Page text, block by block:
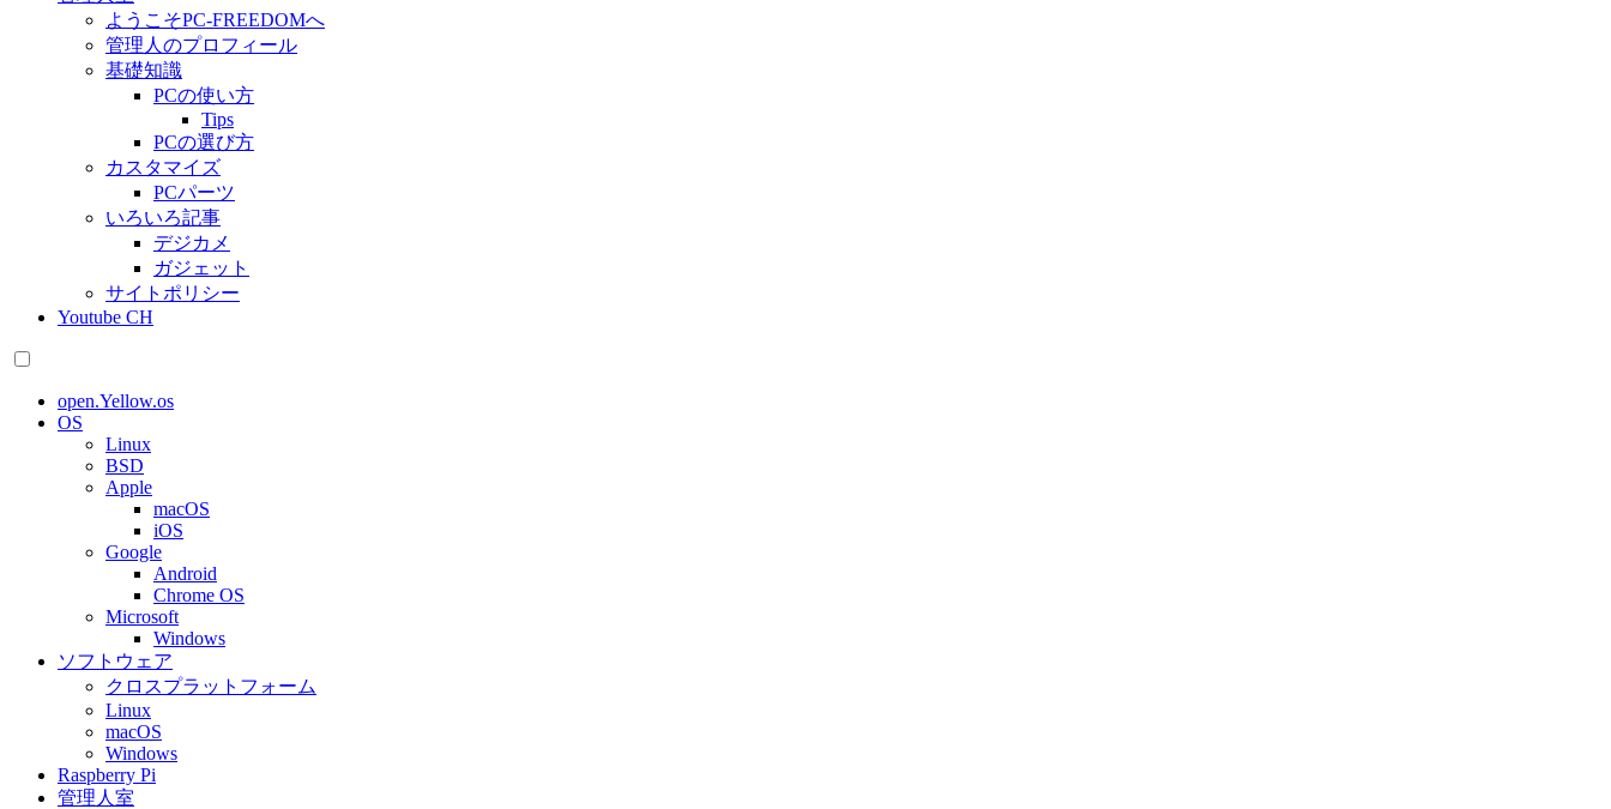
ようこそPC-FREEDOMへ
管理人のプロフィール
基礎知識
PCの使い方
Tips
PCの選び方
カスタマイズ
PCパーツ
いろいろ記事
デジカメ
ガジェット
サイトポリシー
Youtube CH
open.Yellow.os
OS
Linux
BSD
Apple
macOS
iOS
Google
Android
Chrome OS
Microsoft
Windows
ソフトウェア
クロスプラットフォーム
Linux
macOS
Windows
Raspberry Pi
管理人室